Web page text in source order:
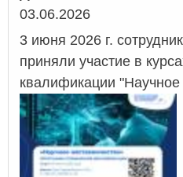
03.06.2026
3 июня 2026 г.
приняли участие в
квалификации "Научное